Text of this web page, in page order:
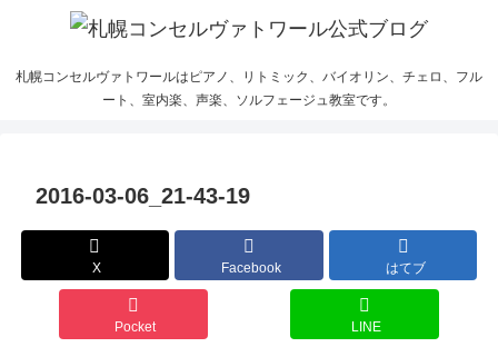
札幌コンセルヴァトワールはピアノ、リトミック、バイオリン、チェロ、フル
ート、室内楽、声楽、ソルフェージュ教室です。
2016-03-06_21-43-19
X Facebook はてブ
Pocket LINE